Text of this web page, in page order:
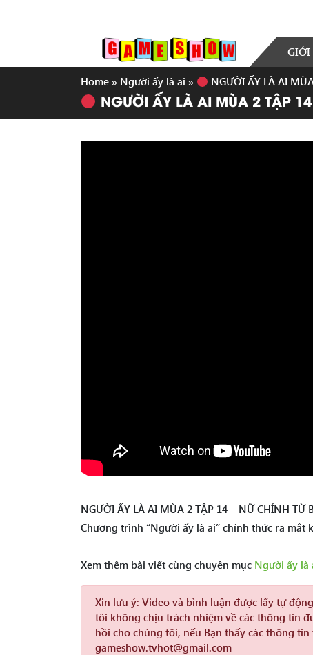
GIỚI
Home » Người ấy là ai » NGƯỜI ẤY LÀ AI
NGƯỜI ẤY LÀ AI MÙA 2 TẬP
NGƯỜI ẤY LÀ AI MÙA 2 TẬP 14 – NỮ CHÍNH
Chương trình “Người ấy là ai” chính thức ra mắt
Xem thêm bài viết cùng chuyên mục Người ấy là
Xin lưu ý: Video và bình luận được lấy tự
tôi không chịu trách nhiệm về các thông tin
hồi cho chúng tôi, nếu Bạn thấy các thông
gameshow.tvhot@gmail.com